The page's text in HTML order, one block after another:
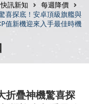
快訊新知
每週降價
喜探底！安卓頂級旗艦與
值新機迎來入手最佳時機
折疊神機驚喜探